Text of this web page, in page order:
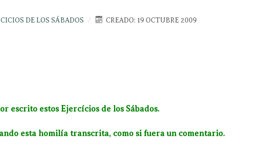
DE LOS SÁBADOS CREADO: 19 OCTUBRE 2009
escrito estos Ejercícios de los Sábados.
esta homilía transcrita, como si fuera un comentario.